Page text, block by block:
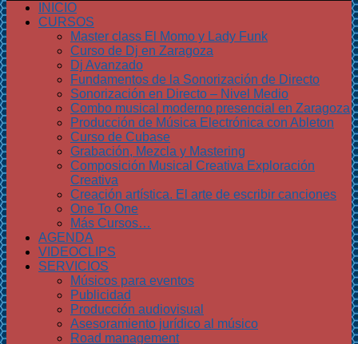
INICIO
CURSOS
Master class El Momo y Lady Funk
Curso de Dj en Zaragoza
Dj Avanzado
Fundamentos de la Sonorización de Directo
Sonorización en Directo – Nivel Medio
Combo musical moderno presencial en Zaragoza
Producción de Música Electrónica con Ableton
Curso de Cubase
Grabación, Mezcla y Mastering
Composición Musical Creativa Exploración
Creativa
Creación artística. El arte de escribir canciones
One To One
Más Cursos…
AGENDA
VIDEOCLIPS
SERVICIOS
Músicos para eventos
Publicidad
Producción audiovisual
Asesoramiento jurídico al músico
Road management